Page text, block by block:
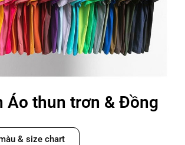
Áo thun trơn & Đồng
& size chart